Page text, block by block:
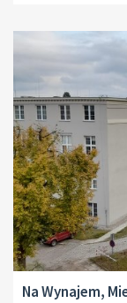
Na Wynajem,